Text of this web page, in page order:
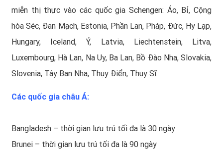
miễn thị thực vào các quốc gia Schengen: Áo, Bỉ, Cộng
hòa Séc, Đan Mạch, Estonia, Phần Lan, Pháp, Đức, Hy Lạp,
Hungary, Iceland, Ý, Latvia, Liechtenstein, Litva,
Luxembourg, Hà Lan, Na Uy, Ba Lan, Bồ Đào Nha, Slovakia,
Slovenia, Tây Ban Nha, Thụy Điển, Thụy Sĩ.
Các quốc gia châu Á:
Bangladesh – thời gian lưu trú tối đa là 30 ngày
Brunei – thời gian lưu trú tối đa là 90 ngày